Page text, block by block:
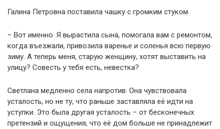
Галина Петровна поставила чашку с громким стуком.
– Вот именно. Я вырастила сына, помогала вам с ремонтом,
когда въезжали, привозила варенье и соленья всю первую
зиму. А теперь меня, старую женщину, хотят выставить на
улицу? Совесть у тебя есть, невестка?
Светлана медленно села напротив. Она чувствовала
усталость, но не ту, что раньше заставляла её идти на
уступки. Это была другая усталость – от бесконечных
претензий и ощущения, что её дом больше не принадлежит